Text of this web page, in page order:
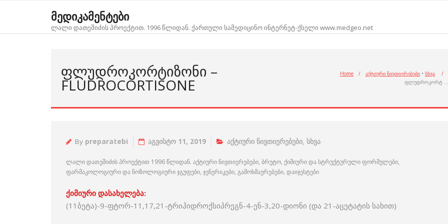
მედიკამენტები
ლალი დათეშიძის პროექტით. 1996 წლიდან. ქართული სამედიცინო ინტერნეტ-ქსელი www.medgeo.net
ᲤᲚᲣᲓᲠᲝᲙᲝᲠᲢᲘᲖᲝᲜᲘ –
FLUDROCORTISONE
Home / აქტიური ნივთიერებები • სხვა
/
ფლუდროკორტ …
By preparatebi აგვისტო 11, 2019 აქტიური ნივთიერებები, სხვა
ლალი დათეშიძის პროექტით 1996 წლიდან. აქტიური ნივთიერებები, ბრუტო, ქიმიური და სტრუქტურული ფორმულები,
ფარმაკოლოგიური და ნოზოლოგიური ჯგუფები, ჯენერიკები, გამოხმაურებები, დაიჯესტები
ქიმიური დასახელება:
(11ბეტა)-9-ფტორ-11,17,21-ტრიჰიდროქსიპრეგნ-4-ენ-3,20-დიონი (და 21-აცეტატის სახით)